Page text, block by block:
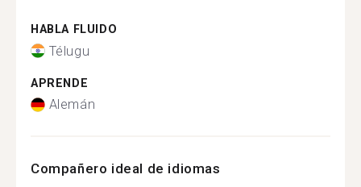
HABLA FLUIDO
Télugu
APRENDE
Alemán
Compañero ideal de idiomas